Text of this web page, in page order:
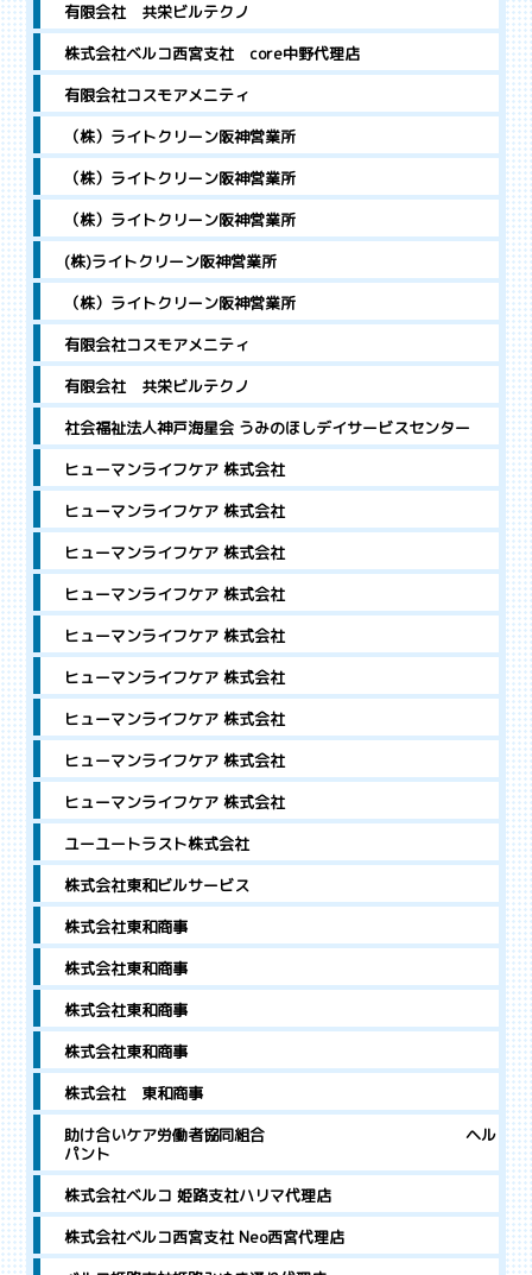
有限会社 共栄ビルテクノ
株式会社ベルコ西宮支社 core中野代理店
有限会社コスモアメニティ
（株）ライトクリーン阪神営業所
（株）ライトクリーン阪神営業所
（株）ライトクリーン阪神営業所
(株)ライトクリーン阪神営業所
（株）ライトクリーン阪神営業所
有限会社コスモアメニティ
有限会社 共栄ビルテクノ
社会福祉法人神戸海星会 うみのほしデイサービスセンター
ヒューマンライフケア 株式会社
ヒューマンライフケア 株式会社
ヒューマンライフケア 株式会社
ヒューマンライフケア 株式会社
ヒューマンライフケア 株式会社
ヒューマンライフケア 株式会社
ヒューマンライフケア 株式会社
ヒューマンライフケア 株式会社
ヒューマンライフケア 株式会社
ユーユートラスト株式会社
株式会社東和ビルサービス
株式会社東和商事
株式会社東和商事
株式会社東和商事
株式会社東和商事
株式会社 東和商事
助け合いケア労働者協同組合 ヘル
パント
株式会社ベルコ 姫路支社ハリマ代理店
株式会社ベルコ西宮支社 Neo西宮代理店